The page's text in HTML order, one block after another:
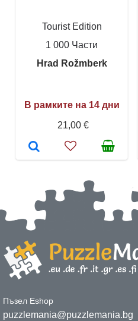
Tourist Edition
1 000 Части
Hrad Rožmberk
В рамките на 14 дни
21,00 €
Пъзел Eshop
puzzlemania@puzzlemania.bg